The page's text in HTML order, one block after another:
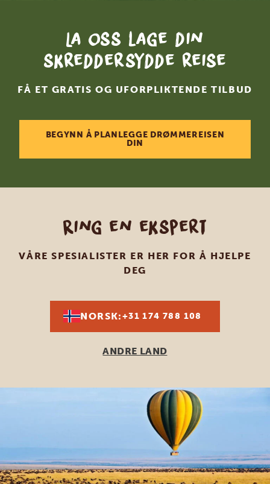
La oss lage din
skreddersydde reise
FÅ ET GRATIS OG UFORPLIKTENDE TILBUD
BEGYNN Å PLANLEGGE DRØMMEREISEN
DIN
Ring en ekspert
VÅRE SPESIALISTER ER HER FOR Å HJELPE
DEG
NORSK:+31 174 788 108
ANDRE LAND